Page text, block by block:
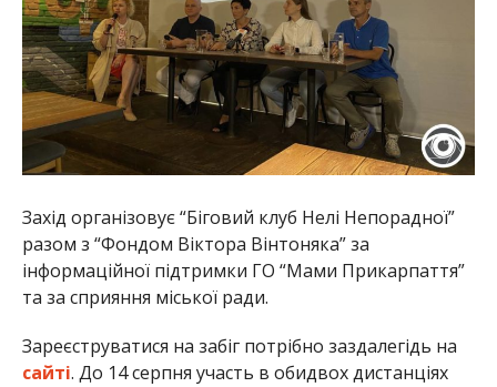
Захід організовує “Біговий клуб Нелі Непорадної”
разом з “Фондом Віктора Вінтоняка” за
інформаційної підтримки ГО “Мами Прикарпаття”
та за сприяння міської ради.
Зареєструватися на забіг потрібно заздалегідь на
сайті. До 14 серпня участь в обидвох дистанціях